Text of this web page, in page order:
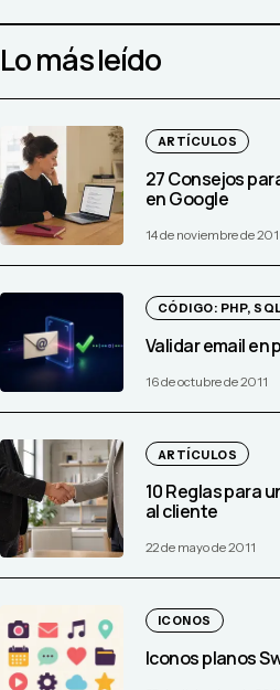
Lo más leído
ARTÍCULOS
27 Consejos
en Google
14 de noviembre de
CÓDIGO: PHP,
Validar email en
16 de octubre de 2011
ARTÍCULOS
10 Reglas para
al cliente
22 de mayo de 2011
ICONOS
Iconos planos